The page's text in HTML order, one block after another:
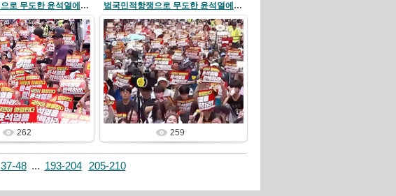
범국민적항쟁으로 무도한 윤석열에게 민심의 분노를 똑똑히 보여주자!
24/07/27
redstartvkp
262
범국민적항쟁으로 무도한 윤석열에게 민심의 분노를 똑똑히 보여주자!
24/07/27
redstartvkp
259
37-48 ... 193-204 205-210